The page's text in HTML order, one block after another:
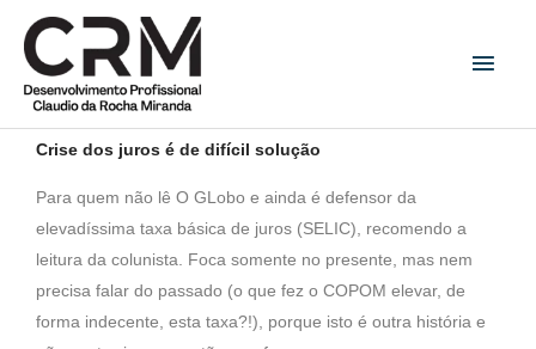
para
conteúdo
Crise dos juros é de difícil solução
Para quem não lê O GLobo e ainda é defensor da
elevadíssima taxa básica de juros (SELIC), recomendo a
leitura da colunista. Foca somente no presente, mas nem
precisa falar do passado (o que fez o COPOM elevar, de
forma indecente, esta taxa?!), porque isto é outra história e